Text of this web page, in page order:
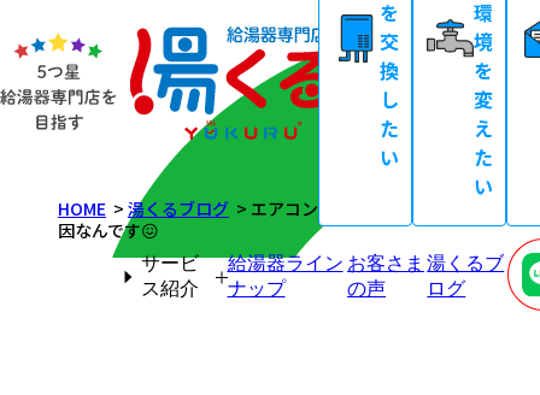
を
交
換
し
た
い
環
境
を
変
え
た
い
サービ
ス紹介
給湯器ライン
ナップ
お客さま
の声
湯くるブ
ログ
HOME 湯くるブログ
エアコンから嫌なニオイ…実は“あれ
因なんです😖